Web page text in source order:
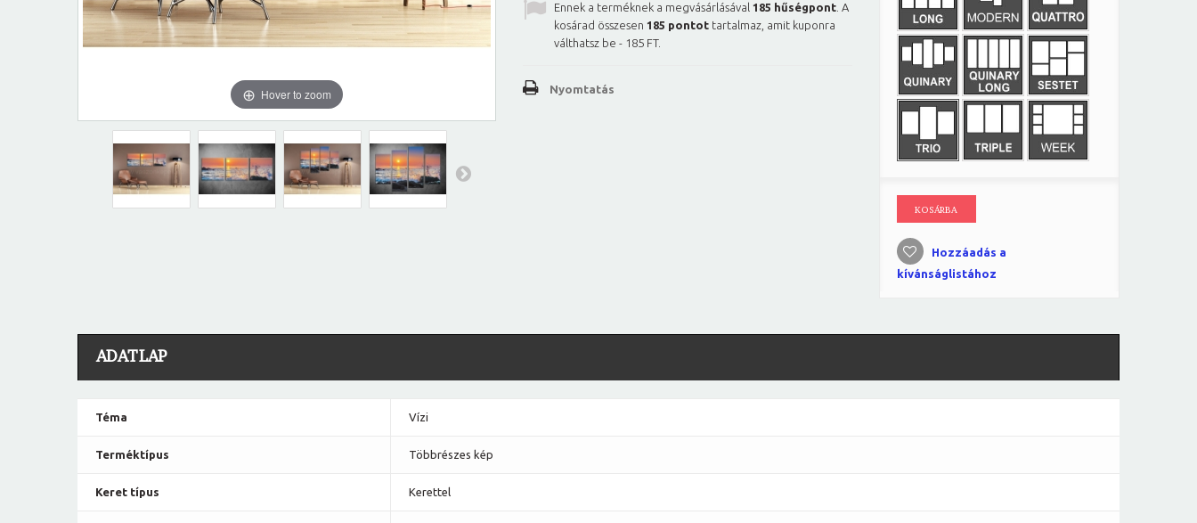
Hover to zoom
Ennek a terméknek a megvásárlásával 185 hűségpont . A
kosárad összesen 185 pontot tartalmaz, amit kuponra
válthatsz be - 185 FT.
Nyomtatás
KOSÁRBA
Hozzáadás a
kívánságlistához
ADATLAP
Téma Vízi
Terméktípus Többrészes kép
Keret típus Kerettel